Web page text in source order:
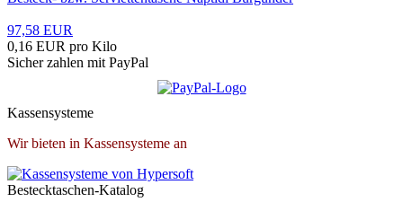
97,58 EUR
0,16 EUR pro Kilo
Sicher zahlen mit PayPal
Kassensysteme
Wir bieten in Kassensysteme an
Bestecktaschen-Katalog